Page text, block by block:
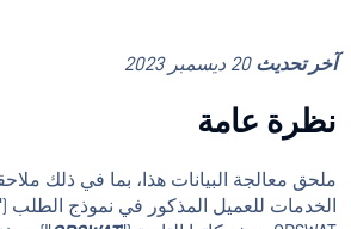
آخر تحديث 20 ديسمبر 2023
نظرة عامة
ملحق معالجة البيانات هذا، بما في ذلك
الخدمات للعميل المذكور في نموذج الطلب